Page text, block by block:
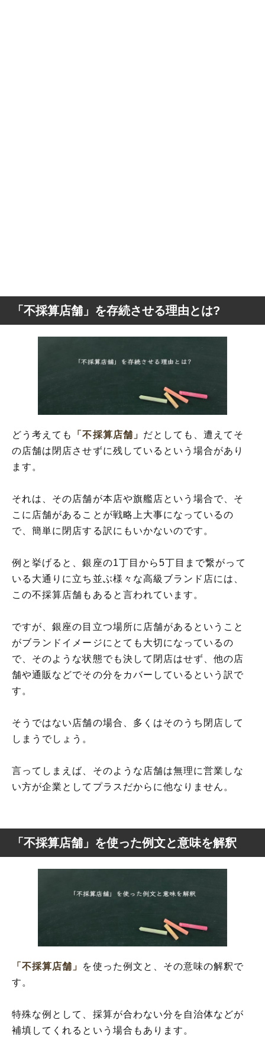
「不採算店舗」を存続させる理由とは?
どう考えても 「不採算店舗」 だとしても、遭えてそ
の店舗は閉店させずに残しているという場合があり
ます。
それは、その店舗が本店や旗艦店という場合で、そ
こに店舗があることが戦略上大事になっているの
で、簡単に閉店する訳にもいかないのです。
例と挙げると、銀座の1丁目から5丁目まで繋がって
いる大通りに立ち並ぶ様々な高級ブランド店には、
この不採算店舗もあると言われています。
ですが、銀座の目立つ場所に店舗があるということ
がブランドイメージにとても大切になっているの
で、そのような状態でも決して閉店はせず、他の店
舗や通販などでその分をカバーしているという訳で
す。
そうではない店舗の場合、多くはそのうち閉店して
しまうでしょう。
言ってしまえば、そのような店舗は無理に営業しな
い方が企業としてプラスだからに他なりません。
「不採算店舗」を使った例文と意味を解釈
「不採算店舗」 を使った例文と、その意味の解釈で
す。
特殊な例として、採算が合わない分を自治体などが
補填してくれるという場合もあります。